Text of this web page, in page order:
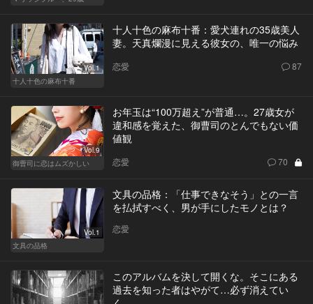
Vol.1
十人十色の麻布十番
十人十色の麻布十番：愛犬連れの35歳美人
妻。天真爛漫に見える彼女の、唯一の悩み
恋愛 87
Vol.9
御曹司に恋はムズかしい
お年玉は“100万超え”が普通…。27歳女が
違和感を覚えた、御曹司のとんでもない価
値観
恋愛 70
Vol.1
文具の品格
文具の品格：「仕事できなそう」との一言
を払拭すべく、男が手にしたモノとは？
恋愛
このアルバムを決して開くな。そこにある
過去を知った者はやがて…必ず消えてい